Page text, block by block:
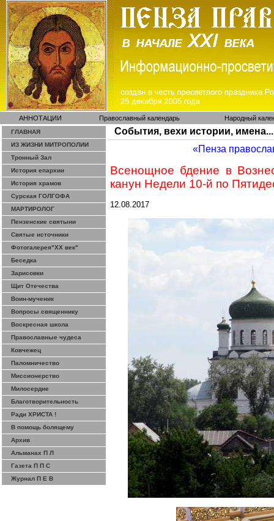
АННОТАЦИИ Православный календарь Народный
ГЛАВНАЯ
ИЗ ЖИЗНИ МИТРОПОЛИИ
Тронный Зал
История епархии
История храмов
Сурская ГОЛГОФА
МАРТИРОЛОГ
Пензенские святыни
Святые источники
Фотогалерея"ХХ век"
Беседка
Зарисовки
Щит Отечества
Воин-мученик
Вопросы священнику
Воскресная школа
Православные чудеса
Ковчежец
Паломничество
Миссионерство
Милосердие
Благотворительность
Ради ХРИСТА !
В помощь болящему
Архив
Альманах П Л
Газета П П С
Журнал П Е В
События, вехи истории, имена...
«Пенза
Всенощное бдение в
канун Недели 10-й по
12.08.2017